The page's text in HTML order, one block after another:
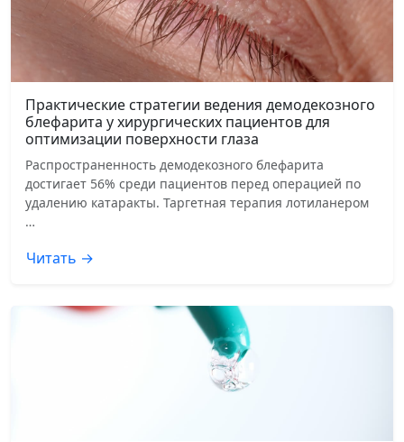
Практические стратегии ведения демодекозного
блефарита у хирургических пациентов для
оптимизации поверхности глаза
Распространенность демодекозного блефарита
достигает 56% среди пациентов перед операцией по
удалению катаракты. Таргетная терапия лотиланером
…
Читать →